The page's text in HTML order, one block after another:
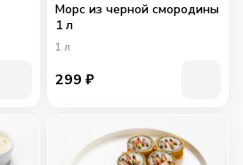
Морс из черной смородины
1 л
1 л
299 ₽